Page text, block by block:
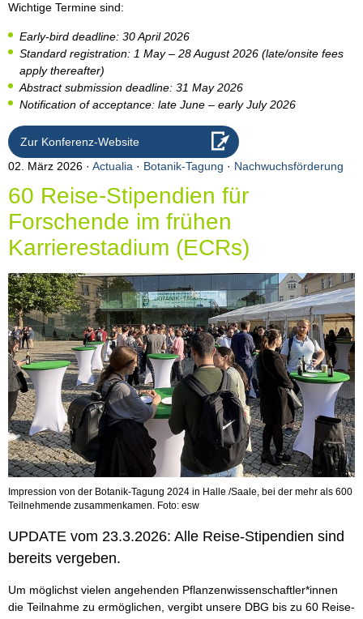
Wichtige Termine sind:
Early-bird deadline: 30 April 2026
Standard registration: 1 May – 28 August 2026 (late/onsite fees
apply thereafter)
Abstract submission deadline: 31 May 2026
Notification of acceptance: late June – early July 2026
Zur Konferenz-Website
02. März 2026
Actualia · Botanik-Tagung · Nachwuchsförderung
60 Reise-Stipendien für
Forschende im frühen
Karrierestadium (ECRs)
Impression von der Botanik-Tagung 2024 in Halle /Saale, bei der mehr als 600
Teilnehmende zusammenkamen. Foto: esw
UPDATE vom 23.3.2026: Alle Reise-Stipendien sind
bereits vergeben.
Um möglichst vielen angehenden Pflanzenwissenschaftler*innen
die Teilnahme zu ermöglichen, vergibt unsere DBG bis zu 60 Reise-